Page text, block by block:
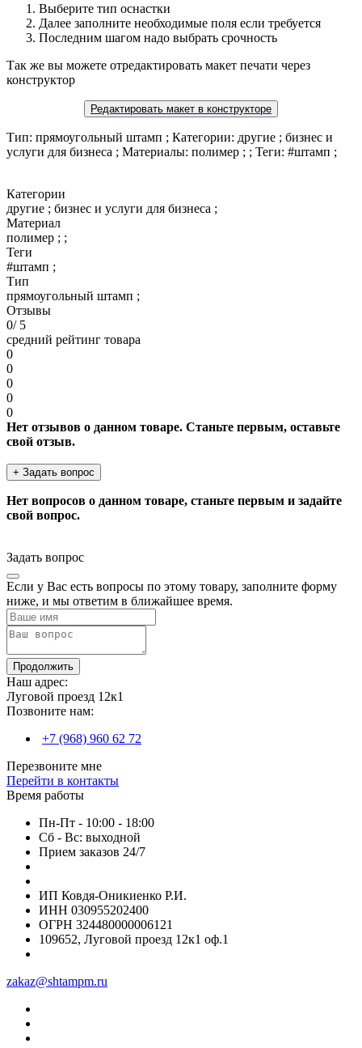
Выберите тип оснастки
Далее заполните необходимые поля если требуется
Последним шагом надо выбрать срочность
Так же вы можете отредактировать макет печати через
конструктор
Редактировать макет в конструкторе
Тип: прямоугольный штамп ; Категории: другие ; бизнес и
услуги для бизнеса ; Материалы: полимер ; ; Теги: #штамп ;
Категории
другие ; бизнес и услуги для бизнеса ;
Материал
полимер ; ;
Теги
#штамп ;
Тип
прямоугольный штамп ;
Отзывы
0/ 5
средний рейтинг товара
0
0
0
0
0
Нет отзывов о данном товаре. Станьте первым, оставьте
свой отзыв.
+ Задать вопрос
Нет вопросов о данном товаре, станьте первым и задайте
свой вопрос.
Задать вопрос
Если у Вас есть вопросы по этому товару, заполните форму
ниже, и мы ответим в ближайшее время.
Продолжить
Наш адрес:
Луговой проезд 12к1
Позвоните нам:
+7 (968) 960 62 72
Перезвоните мне
Перейти в контакты
Время работы
Пн-Пт - 10:00 - 18:00
Сб - Вс: выходной
Прием заказов 24/7
ИП Ковдя-Оникиенко Р.И.
ИНН 030955202400
ОГРН 324480000006121
109652, Луговой проезд 12к1 оф.1
zakaz@shtampm.ru